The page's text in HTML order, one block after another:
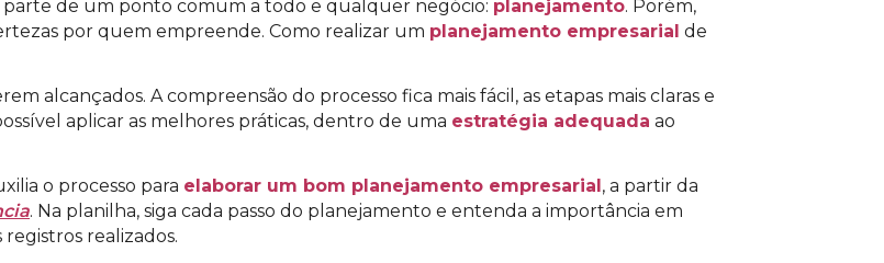
de um ponto comum a todo e qualquer negócio: planejamento. Porém,
por quem empreende. Como realizar um planejamento empresarial de
alcançados. A compreensão do processo fica mais fácil, as etapas mais claras e
aplicar as melhores práticas, dentro de uma estratégia adequada ao
o processo para elaborar um bom planejamento empresarial, a partir da
. Na planilha, siga cada passo do planejamento e entenda a importância em
realizados.